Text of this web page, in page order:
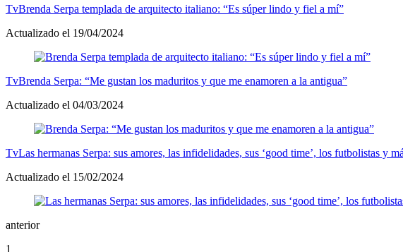
TvBrenda Serpa templada de arquitecto italiano: “Es súper lindo y fiel a mí”
Actualizado el 19/04/2024
TvBrenda Serpa: “Me gustan los maduritos y que me enamoren a la antigua”
Actualizado el 04/03/2024
TvLas hermanas Serpa: sus amores, las infidelidades, sus ‘good time’, los futbolistas y
Actualizado el 15/02/2024
anterior
1